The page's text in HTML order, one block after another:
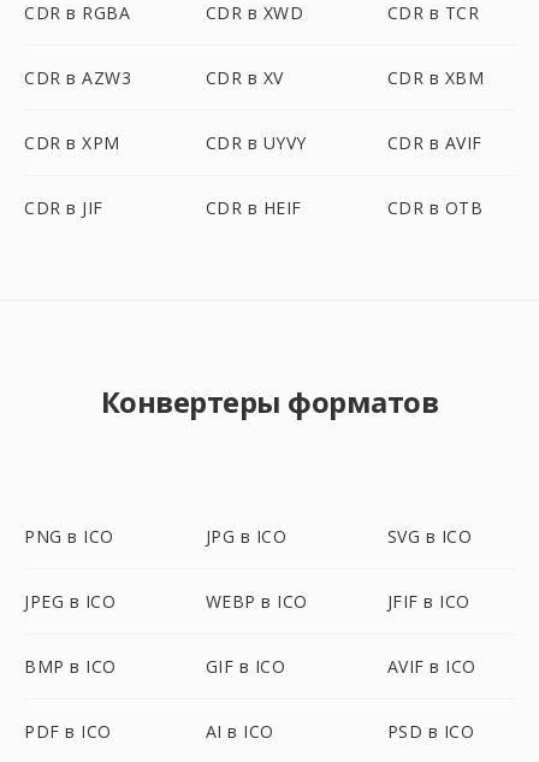
CDR в RGBA CDR в XWD CDR в TCR
CDR в AZW3 CDR в XV CDR в XBM
CDR в XPM CDR в UYVY CDR в AVIF
CDR в JIF CDR в HEIF CDR в OTB
Конвертеры форматов
PNG в ICO JPG в ICO SVG в ICO
JPEG в ICO WEBP в ICO JFIF в ICO
BMP в ICO GIF в ICO AVIF в ICO
PDF в ICO AI в ICO PSD в ICO